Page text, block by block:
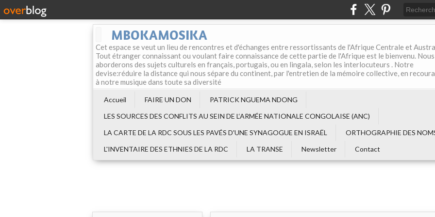
MBOKAMOSIKA
Cet espace se veut un lieu de rencontres et d'échanges entre ressortissants de l'Afrique Centrale et
Tout étranger connaissant ou voulant faire connaissance de cette partie de l'Afrique est le bienvenu.
aborderons des sujets culturels en français, portugais, ou en lingala, selon les interlocuteurs . Notre
devise:réduire la distance qui nous sépare du continent, par l'entretien de la mémoire collective, en
à notre musique dans toute sa diversité
Accueil FAIRE UN DON
PATRICK NGUEMA NDONG
LES SOURCES DES CONFLITS AU SEIN DE L‘ARMÉE NATIONALE CONGOLAISE (ANC)
LA CARTE DE LA RDC SOUS LES PAVÉS D'UNE SYNAGOGUE EN ISRAËL
ORTHOGRAPHIE DES
L'INVENTAIRE DES ETHNIES DE LA RDC
LA TRANSE Newsletter Contact